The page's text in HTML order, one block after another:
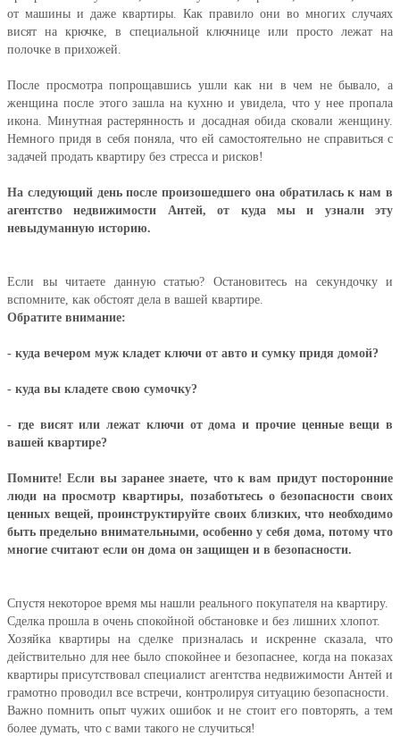
от машины и даже квартиры. Как правило они во многих случаях
висят на крючке, в специальной ключнице или просто лежат на
полочке в прихожей.
После просмотра попрощавшись ушли как ни в чем не бывало, а
женщина после этого зашла на кухню и увидела, что у нее пропала
икона. Минутная растерянность и досадная обида сковали женщину.
Немного придя в себя поняла, что ей самостоятельно не справиться с
задачей продать квартиру без стресса и рисков!
На следующий день после произошедшего она обратилась к нам в
агентство недвижимости Антей, от куда мы и узнали эту
невыдуманную историю.
Если вы читаете данную статью? Остановитесь на секундочку и
вспомните, как обстоят дела в вашей квартире.
Обратите внимание:
- куда вечером муж кладет ключи от авто и сумку придя домой?
- куда вы кладете свою сумочку?
- где висят или лежат ключи от дома и прочие ценные вещи в
вашей квартире?
Помните! Если вы заранее знаете, что к вам придут посторонние
люди на просмотр квартиры, позаботьтесь о безопасности своих
ценных вещей, проинструктируйте своих близких, что необходимо
быть предельно внимательными, особенно у себя дома, потому что
многие считают если он дома он защищен и в безопасности.
Спустя некоторое время мы нашли реального покупателя на квартиру.
Сделка прошла в очень спокойной обстановке и без лишних хлопот.
Хозяйка квартиры на сделке призналась и искренне сказала, что
действительно для нее было спокойнее и безопаснее, когда на показах
квартиры присутствовал специалист агентства недвижимости Антей и
грамотно проводил все встречи, контролируя ситуацию безопасности.
Важно помнить опыт чужих ошибок и не стоит его повторять, а тем
более думать, что с вами такого не случиться!